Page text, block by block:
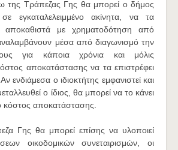
της Τράπεζας Γης θα μπορεί ο δήμος
εγκαταλελειμμένο ακίνητα, να τα
αποκαθιστά με χρηματοδότηση από
μέσα από διαγωνισμό την
για κάποια χρόνια και μόλις
αποκατάστασης να τα επιστρέφει
ενδιάμεσα ο ιδιοκτήτης εμφανιστεί και
ο ίδιος, θα μπορεί να το κάνει
κόστος αποκατάστασης.
Γης θα μπορεί επίσης να υλοποιεί
οικοδομικών συνεταιρισμών, οι